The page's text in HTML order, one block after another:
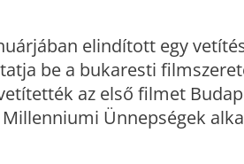
elindított egy
be a bukaresti
az első filmet
Ünnepségek